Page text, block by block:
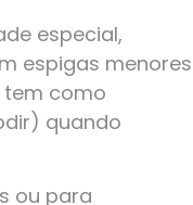
especial,
espigas menores
tem como
quando
ou para